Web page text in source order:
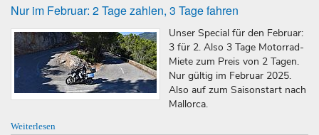
Nur im Februar: 2 Tage zahlen, 3 Tage fahren
Unser Special für den Februar:
3 für 2. Also 3 Tage Motorrad-
Miete zum Preis von 2 Tagen.
Nur gültig im Februar 2025.
Also auf zum Saisonstart nach
Mallorca.
Weiterlesen